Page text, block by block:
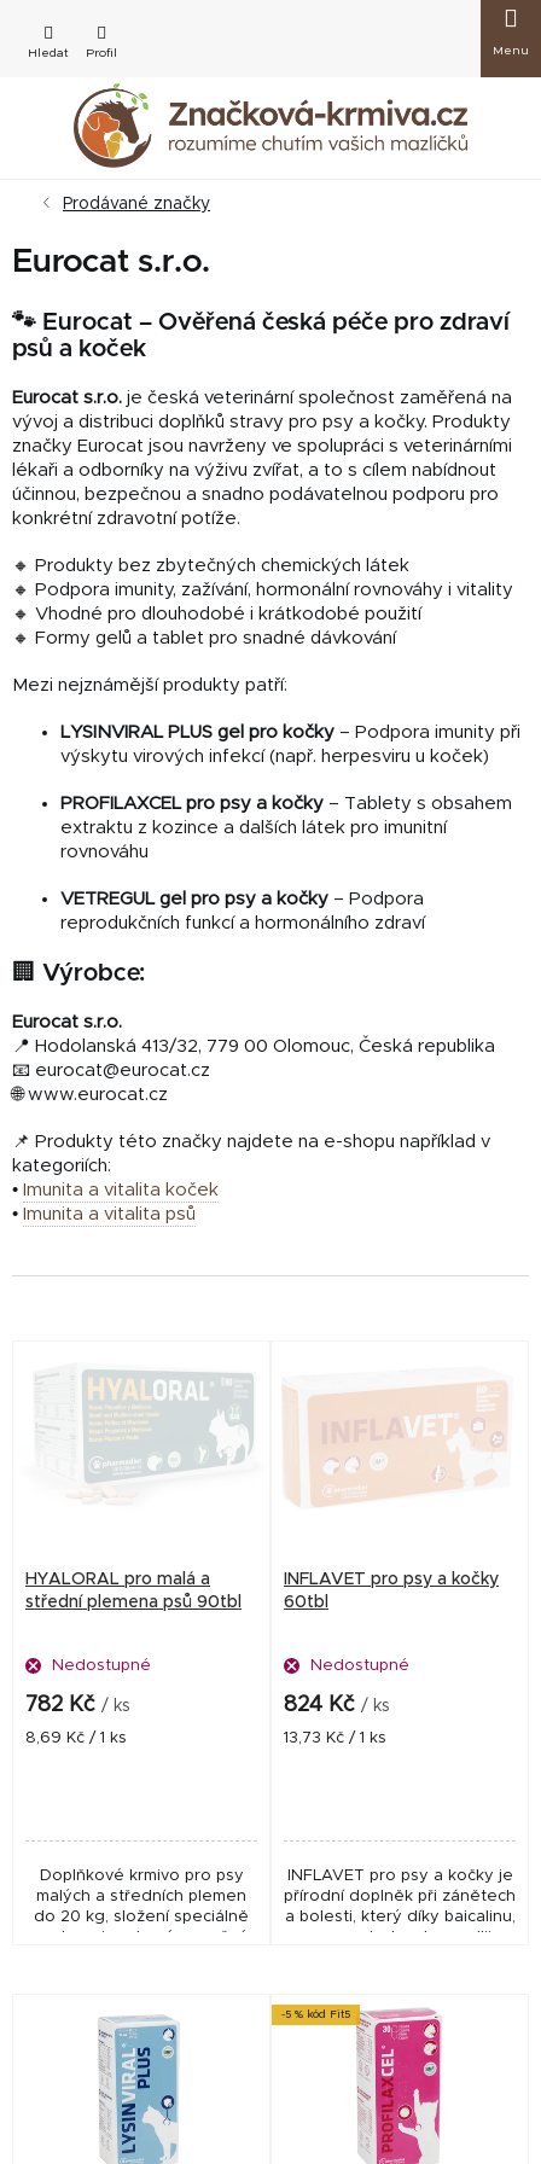
obsah
košík
Prodávané značky
Eurocat s.r.o.
🐾 Eurocat – Ověřená česká péče pro zdraví
psů a koček
Eurocat s.r.o. je česká veterinární společnost zaměřená na
vývoj a distribuci doplňků stravy pro psy a kočky. Produkty
značky Eurocat jsou navrženy ve spolupráci s veterinárními
lékaři a odborníky na výživu zvířat, a to s cílem nabídnout
účinnou, bezpečnou a snadno podávatelnou podporu pro
konkrétní zdravotní potíže.
🔸 Produkty bez zbytečných chemických látek
🔸 Podpora imunity, zažívání, hormonální rovnováhy i vitality
🔸 Vhodné pro dlouhodobé i krátkodobé použití
🔸 Formy gelů a tablet pro snadné dávkování
Mezi nejznámější produkty patří:
LYSINVIRAL PLUS gel pro kočky – Podpora imunity při
výskytu virových infekcí (např. herpesviru u koček)
PROFILAXCEL pro psy a kočky – Tablety s obsahem
extraktu z kozince a dalších látek pro imunitní
rovnováhu
VETREGUL gel pro psy a kočky – Podpora
reprodukčních funkcí a hormonálního zdraví
🏢 Výrobce:
Eurocat s.r.o.
📍 Hodolanská 413/32, 779 00 Olomouc, Česká republika
📧 eurocat@eurocat.cz
🌐 www.eurocat.cz
📌 Produkty této značky najdete na e-shopu například v
kategoriích:
• Imunita a vitalita koček
• Imunita a vitalita psů
o
HYALORAL pro malá a
střední plemena psů 90tbl
Nedostupné
782 Kč / ks
Měrná
8,69 Kč / 1 ks
Doplňkové krmivo pro psy
malých a středních plemen
do 20 kg, složení speciálně
INFLAVET pro psy a kočky
60tbl
Nedostupné
824 Kč / ks
Měrná
13,73 Kč / 1 ks
INFLAVET pro psy a kočky je
přírodní doplněk při zánětech
a bolesti, který díky baicalinu,
-5 % kód Fit5